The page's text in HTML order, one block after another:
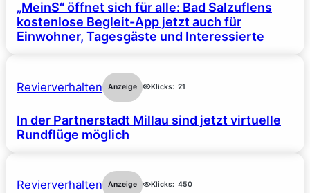
„MeinS“ öffnet sich für alle: Bad Salzuflens
kostenlose Begleit-App jetzt auch für
Einwohner, Tagesgäste und Interessierte
Revierverhalten Anzeige Klicks: 21
In der Partnerstadt Millau sind jetzt virtuelle
Rundflüge möglich
Revierverhalten Anzeige Klicks: 450